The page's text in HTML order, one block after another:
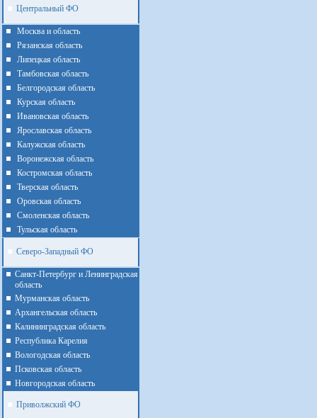
Центральный ФО
Москва и область
Рязанская область
Липецкая область
Тамбовская область
Белгородская область
Курская область
Ивановская область
Ярославская область
Калужская область
Воронежская область
Костромская область
Тверская область
Оровская область
Смоленская область
Тульская область
Северо-Западный ФО
Санкт-Петербург и Ленинградская
область
Мурманская область
Архангельская область
Калининградская область
Республика Карелия
Вологодская область
Псковская область
Новгородская область
Приволжский ФО